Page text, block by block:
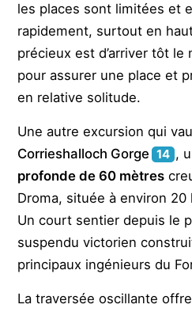
les places sont limitées et
rapidement, surtout en
précieux est d’arriver tôt le
pour assurer une place et
en relative solitude.
Une autre excursion qui
Corrieshalloch Gorge 14 ,
profonde de 60 mètres
Droma, située à environ 20
Un court sentier depuis le
suspendu victorien
principaux ingénieurs du
La traversée oscillante